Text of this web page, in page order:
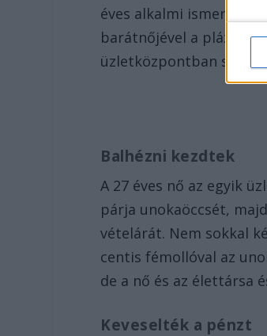
éves alkalmi ismerőse
barátnőjével a
üzletközpontban
Balhézni kezdtek
A 27 éves nő az egyik
párja unokaöccsét,
vételárát. Nem sokkal
centis fémollóval az
de a nő és az élettársa
Keveselték a pénzt